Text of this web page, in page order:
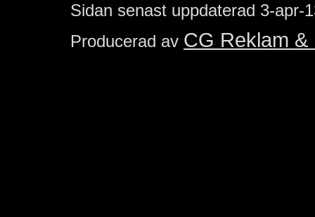
Sidan senast uppdaterad 3-apr-
Producerad av CG Reklam &